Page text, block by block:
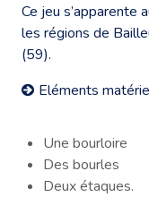
Ce jeu s’apparente
les régions de
(59).
Eléments
Une bourloire
Des bourles
Deux étaques.